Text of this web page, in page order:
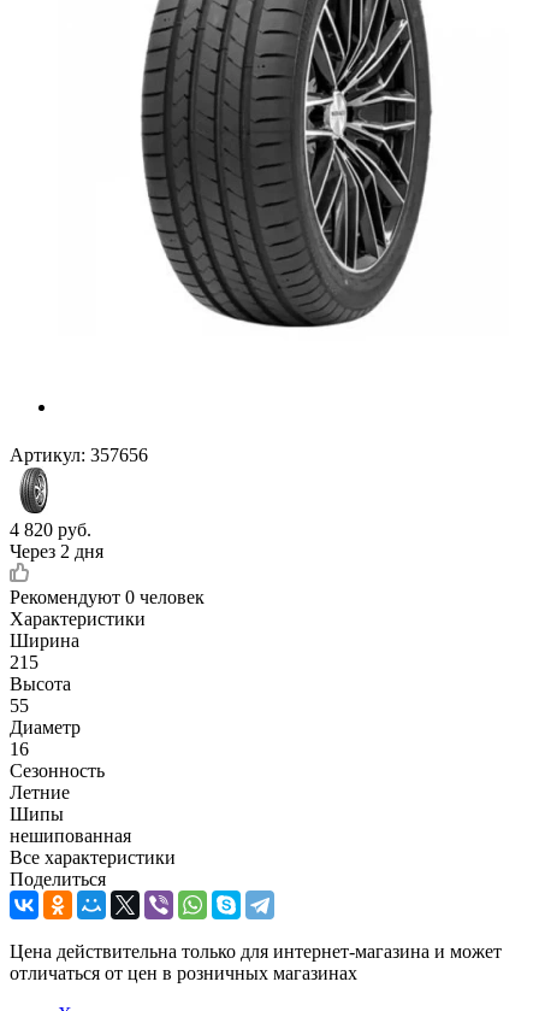
Артикул: 357656
4 820 руб.
Через 2 дня
Рекомендуют 0 человек
Характеристики
Ширина
215
Высота
55
Диаметр
16
Сезонность
Летние
Шипы
нешипованная
Все характеристики
Поделиться
Цена действительна только для интернет-магазина и может
отличаться от цен в розничных магазинах